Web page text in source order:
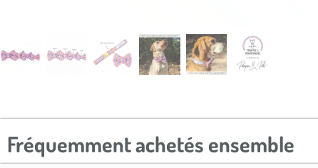
Fréquemment achetés ensemble​